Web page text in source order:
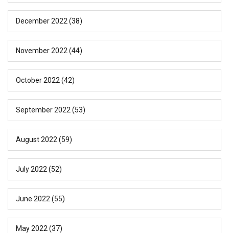
December 2022 (38)
November 2022 (44)
October 2022 (42)
September 2022 (53)
August 2022 (59)
July 2022 (52)
June 2022 (55)
May 2022 (37)